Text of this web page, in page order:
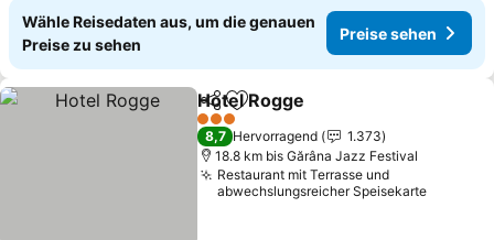
Wähle Reisedaten aus, um die genauen
Preise zu sehen
Preise sehen
TeilenZu Favoriten hinzufügen
Hotel Rogge
3 Sterne
8,7 Hervorragend
1.373
18.8 km bis Gărâna Jazz Festival
Restaurant mit Terrasse und
abwechslungsreicher Speisekarte